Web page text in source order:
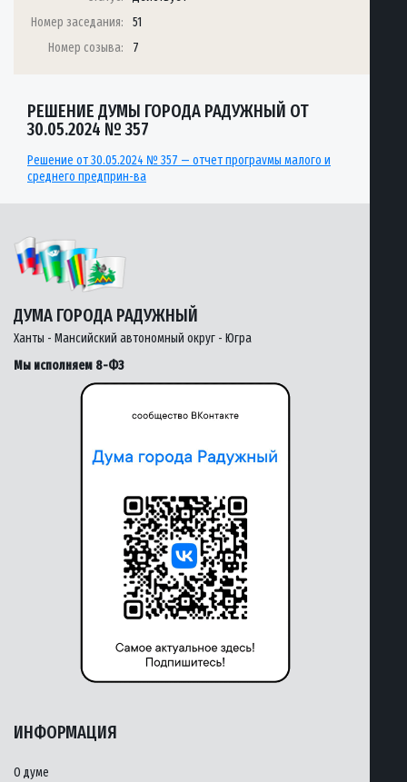
Номер заседания:
51
Номер созыва:
7
РЕШЕНИЕ ДУМЫ ГОРОДА РАДУЖНЫЙ ОТ
30.05.2024 № 357
Решение от 30.05.2024 № 357 — отчет програvмы малого и
среднего предприн-ва
ДУМА ГОРОДА РАДУЖНЫЙ
Ханты - Мансийский автономный округ - Югра
Мы исполняем 8-ФЗ
ИНФОРМАЦИЯ
О думе